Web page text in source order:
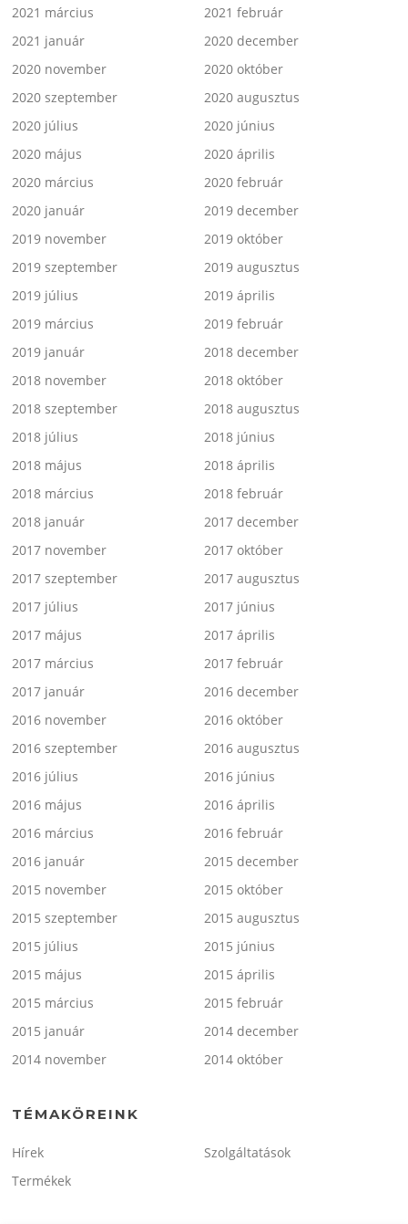
2021 március
2021 február
2021 január
2020 december
2020 november
2020 október
2020 szeptember
2020 augusztus
2020 július
2020 június
2020 május
2020 április
2020 március
2020 február
2020 január
2019 december
2019 november
2019 október
2019 szeptember
2019 augusztus
2019 július
2019 április
2019 március
2019 február
2019 január
2018 december
2018 november
2018 október
2018 szeptember
2018 augusztus
2018 július
2018 június
2018 május
2018 április
2018 március
2018 február
2018 január
2017 december
2017 november
2017 október
2017 szeptember
2017 augusztus
2017 július
2017 június
2017 május
2017 április
2017 március
2017 február
2017 január
2016 december
2016 november
2016 október
2016 szeptember
2016 augusztus
2016 július
2016 június
2016 május
2016 április
2016 március
2016 február
2016 január
2015 december
2015 november
2015 október
2015 szeptember
2015 augusztus
2015 július
2015 június
2015 május
2015 április
2015 március
2015 február
2015 január
2014 december
2014 november
2014 október
TÉMAKÖREINK
Hírek
Szolgáltatások
Termékek